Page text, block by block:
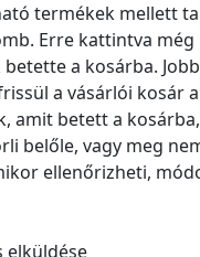
termékek mellett
Erre kattintva még
a kosárba.
a vásárlói kosár
amit betett a
belőle, vagy meg
ellenőrizheti,
elküldése